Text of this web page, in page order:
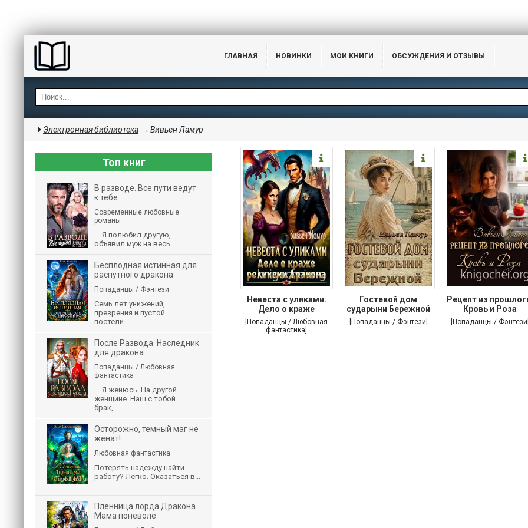
ГЛАВНАЯ НОВИНКИ МОИ КНИГИ ОБСУЖДЕНИЯ И ОТЗЫВЫ
Электронная библиотека → Вивьен Ламур
Невеста с уликами.
Дело о краже
[Попаданцы / Любовная
фантастика]
Гостевой дом
сударыни Бережной
[Попаданцы / Фэнтези]
Рецепт из
Кровь и Роза
[Попаданцы /
Топ книг
В разводе. Все пути ведут
к тебе
Современные любовные
романы
— Я полюбил другую, —
объявил муж на весь...
Бесплодная истинная для
распутного дракона
Попаданцы / Фэнтези
Семь лет унижений,
презрения и пустой
постели....
После Развода. Наследник
для дракона
Попаданцы / Любовная
фантастика
— Я женюсь. На другой
женщине. Наш с тобой
брак,...
Осторожно, темный маг не
женат!
Любовная фантастика
Потерять надежду найти
работу? Легко. Оказаться в...
Пленница лорда Дракона.
Мама поневоле